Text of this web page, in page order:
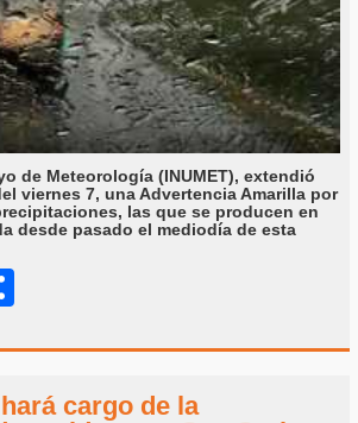
de Meteorología (INUMET), extendió
viernes 7, una Advertencia Amarilla por
las que se producen en
desde pasado el mediodía de esta
cargo de la